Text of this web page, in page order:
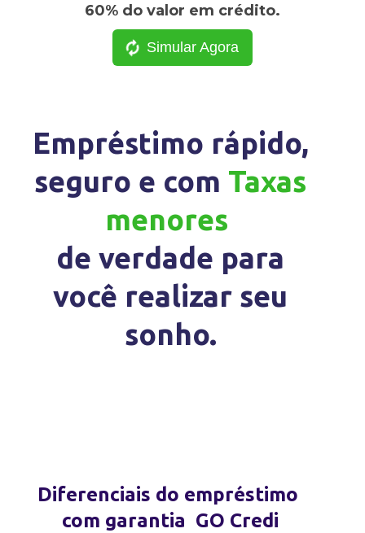
60% do valor em crédito.
Simular Agora
Empréstimo rápido,
seguro e com Taxas
menores
de verdade para
você realizar seu
sonho.
Diferenciais do empréstimo
com garantia GO Credi